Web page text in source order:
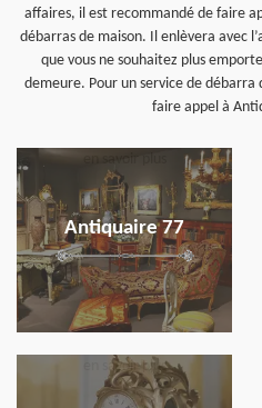
affaires, il est recommandé de faire
débarras de maison. Il enlèvera avec
que vous ne souhaitez plus
demeure. Pour un service de débarra
faire appel à
Antiquaire 77
en savoir plus
en savoir plus